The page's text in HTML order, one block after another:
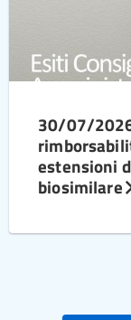
30/07/2026
estensioni
biosimilare